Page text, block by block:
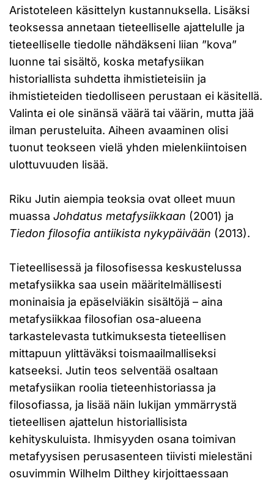
Aristoteleen käsittelyn kustannuksella. Lisäksi
teoksessa annetaan tieteelliselle ajattelulle ja
tieteelliselle tiedolle nähdäkseni liian ”kova”
luonne tai sisältö, koska metafysiikan
historiallista suhdetta ihmistieteisiin ja
ihmistieteiden tiedolliseen perustaan ei käsitellä.
Valinta ei ole sinänsä väärä tai väärin, mutta jää
ilman perusteluita. Aiheen avaaminen olisi
tuonut teokseen vielä yhden mielenkiintoisen
ulottuvuuden lisää.
Riku Jutin aiempia teoksia ovat olleet muun
muassa Johdatus metafysiikkaan (2001) ja
Tiedon filosofia antiikista nykypäivään (2013).
Tieteellisessä ja filosofisessa keskustelussa
metafysiikka saa usein määritelmällisesti
moninaisia ja epäselviäkin sisältöjä – aina
metafysiikkaa filosofian osa-alueena
tarkastelevasta tutkimuksesta tieteellisen
mittapuun ylittäväksi toismaailmalliseksi
katseeksi. Jutin teos selventää osaltaan
metafysiikan roolia tieteenhistoriassa ja
filosofiassa, ja lisää näin lukijan ymmärrystä
tieteellisen ajattelun historiallisista
kehityskuluista. Ihmisyyden osana toimivan
metafyysisen perusasenteen tiivisti mielestäni
osuvimmin Wilhelm Dilthey kirjoittaessaan